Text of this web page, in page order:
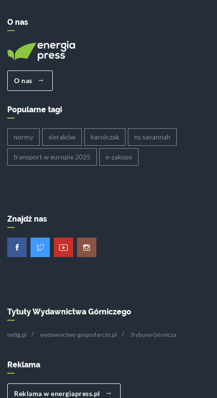
O nas
O nas
Popularne tagi
normy sieraków karolczak ns savannah
transport w europie 2025 e-zakupy
Znajdź nas
Tytuły Wydawnictwa Górniczego
nettg.pl wydawnictwo-gospodarcze.pl Trybuna Górnicza
Reklama
Reklama w energiapress.pl